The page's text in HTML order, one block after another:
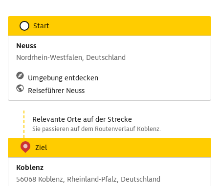
Start
Neuss
Nordrhein-Westfalen, Deutschland
Umgebung entdecken
Reiseführer Neuss
Relevante Orte auf der Strecke
Sie passieren auf dem Routenverlauf Koblenz.
Ziel
Koblenz
56068 Koblenz, Rheinland-Pfalz, Deutschland